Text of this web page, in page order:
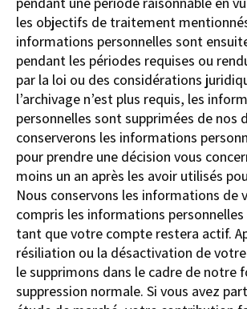
les objectifs de traitement
informations personnelles sont
pendant les périodes requises ou
par la loi ou des considérations
l’archivage n’est plus requis, les
personnelles sont supprimées de nos
conserverons les informations
pour prendre une décision vous
moins un an après les avoir utilisés
Nous conservons les informations de
compris les informations
tant que votre compte restera actif.
résiliation ou la désactivation de
le supprimons dans le cadre de notre
suppression normale. Si vous avez